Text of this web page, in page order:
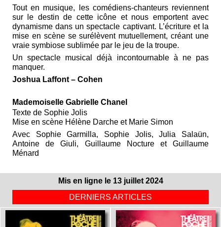
Tout en musique, les comédiens-chanteurs reviennent
sur le destin de cette icône et nous emportent avec
dynamisme dans un spectacle captivant. L’écriture et la
mise en scène se surélèvent mutuellement, créant une
vraie symbiose sublimée par le jeu de la troupe.
Un spectacle musical déjà incontournable à ne pas
manquer.
Joshua Laffont – Cohen
Mademoiselle Gabrielle Chanel
Texte de Sophie Jolis
Mise en scène Hélène Darche et Marie Simon
Avec Sophie Garmilla, Sophie Jolis, Julia Salaün,
Antoine de Giuli, Guillaume Nocture et Guillaume
Ménard
Mis en ligne le 13 juillet 2024
DERNIERS ARTICLES